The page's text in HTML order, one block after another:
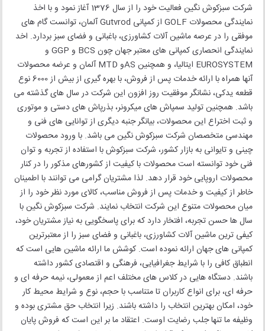
شرکت سبزکوش نگین فعالیت خود را از سال 1376 آغاز نمود و با اخذ
نمایندگی محصولات GOLF از کمپانی Gutvrod آلمان، توانست گام های
موفقی را در عرصه ماشین آلات کشاورزی، باغبانی و فضای سبز بردارد. اخد
نمایندگی انحصاری کمپانی های معتبر جهان چون BCS و GGP و
EUROSYSTEM ایتالیا، و همچنین ASو MTD آلمان و عرضه محصولات
آنها همراه با ارائه خدمات پس از فروش، با بهره گیری از بیش از 6000 نوع
قطعه یدکی، نشانگر موفقیت روز افزون این شرکت در سال های گذشته می
باشد. همچنین تولید سمپاش های میکرونر، بذرپاش های دستی و موتوری
و ثبت اختراع این محصولات، بیانگر جنبه دیگری از توانایی های فنی و
مهندسی متخصصان شرکت سبزکوش نگین می باشد. با ورود محصولات
چینی و تایوانی به بازار کشور، شرکت سبزکوش با استفاده از تجربه و توان
فنی خود توانسته است محصولات با کیفیت از کشورهای مذکور را در کنار
محصولات اروپایی خود قرار دهد. لذا مشتریان گرامی می توانند با اطمینان
خاطر از کیفیت و خدمات پس از فروش مناسب، کالای مورد نظر خود را از
میان محصولات متنوع این شرکت انتخاب نمایند. شرکت سبزکوش نگین با
سال ها حسن تجربه، افتخار دارد که برای پاسخگویی به نیاز مشتریان خود،
کیفی ترین ماشین آلات کشاورزی، باغبانی و فضای سبز را از معتبرترین
کمپانی های جهان ارائه نموده است. کوشش ما ارائه ماشین هایی است که
انطباق کافی را با شرایط جغرافیایی، فرهنگی و اقتصادی کشور داشته
باشند. دستگاه هایی در کلاس های مختلف اعم از معمولی، نیمه حرفه ای و
حرفه ای، برای انواع کاربران تا متناسب با حجم، نوع و شرایط محیط کار
خود، امکان بهترین انتخاب را داشته باشند. زیرا انتخاب حق مشتری بوده و
وظیفه ما تنها جلب رضایت اوست. اعتقاد ما بر این است که فروش پایان